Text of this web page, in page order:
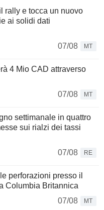
rally e tocca un nuovo
ai solidi dati
07/08
MT
4 Mio CAD attraverso
07/08
MT
settimanale in quattro
sui rialzi dei tassi
07/08
RE
perforazioni presso il
Columbia Britannica
07/08
MT